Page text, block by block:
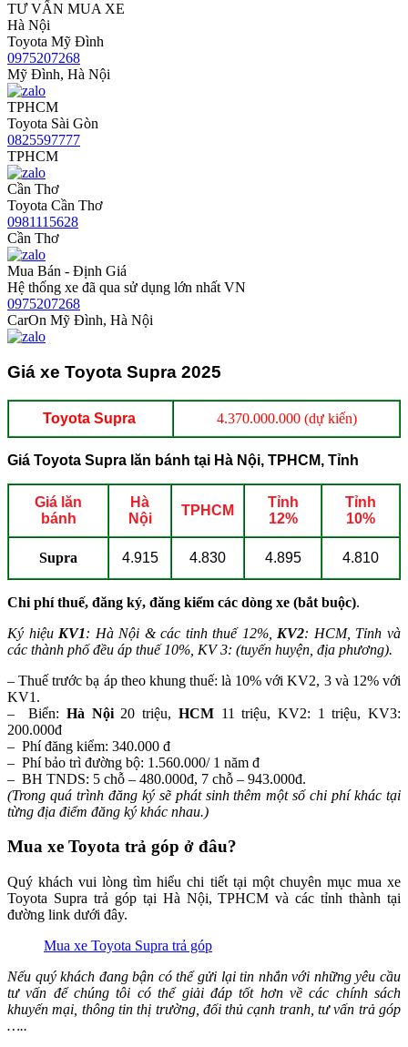
TƯ VẤN MUA XE
Hà Nội
Toyota Mỹ Đình
0975207268
Mỹ Đình, Hà Nội
TPHCM
Toyota Sài Gòn
0825597777
TPHCM
Cần Thơ
Toyota Cần Thơ
0981115628
Cần Thơ
Mua Bán - Định Giá
Hệ thống xe đã qua sử dụng lớn nhất VN
0975207268
CarOn Mỹ Đình, Hà Nội
Giá xe Toyota Supra 2025
Toyota Supra 4.370.000.000 (dự kiến)
Giá Toyota Supra lăn bánh tại Hà Nội, TPHCM, Tỉnh
Giá lăn
bánh
Hà
Nội
TPHCM
Tỉnh
12%
Tỉnh
10%
Supra 4.915 4.830 4.895 4.810
Chi phí thuế, đăng ký, đăng kiểm các dòng xe (bắt buộc).
Ký hiệu KV1: Hà Nội & các tỉnh thuế 12%, KV2: HCM, Tỉnh và
các thành phố đều áp thuế 10%, KV 3: (tuyến huyện, địa phương).
– Thuế trước bạ áp theo khung thuế: là 10% với KV2, 3 và 12% với
KV1.
– Biển:Hà Nội20 triệu, HCM11 triệu, KV2: 1 triệu, KV3:
200.000đ
– Phí đăng kiểm: 340.000 đ
– Phí bảo trì đường bộ: 1.560.000/ 1 năm đ
– BH TNDS: 5 chỗ – 480.000đ, 7 chỗ – 943.000đ.
(Trong quá trình đăng ký sẽ phát sinh thêm một số chi phí khác tại
từng địa điểm đăng ký khác nhau.)
Mua xe Toyota trả góp ở đâu?
Quý khách vui lòng tìm hiểu chi tiết tại một chuyên mục mua xe
Toyota Supra trả góp tại Hà Nội, TPHCM và các tỉnh thành tại
đường link dưới đây.
Mua xe Toyota Supra trả góp
Nếu quý khách đang bận có thể gửi lại tin nhắn với những yêu cầu
tư vấn để chúng tôi có thể giải đáp tốt hơn về các chính sách
khuyến mại, thông tin thị trường, đối thủ cạnh tranh, tư vấn trả góp
…..